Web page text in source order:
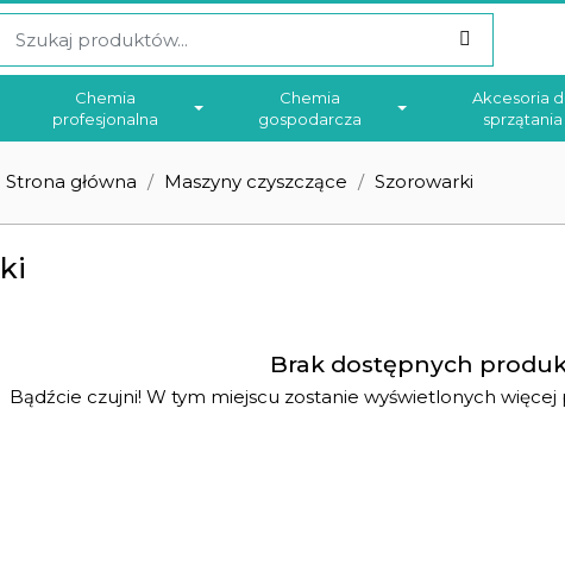
Chemia
profesjonalna
Chemia
gospodarcza
Akcesoria
sprzątania
Strona główna Maszyny czyszczące Szorowarki
Brak dostępnych
Bądźcie czujni! W tym miejscu zostanie wyświetlonych